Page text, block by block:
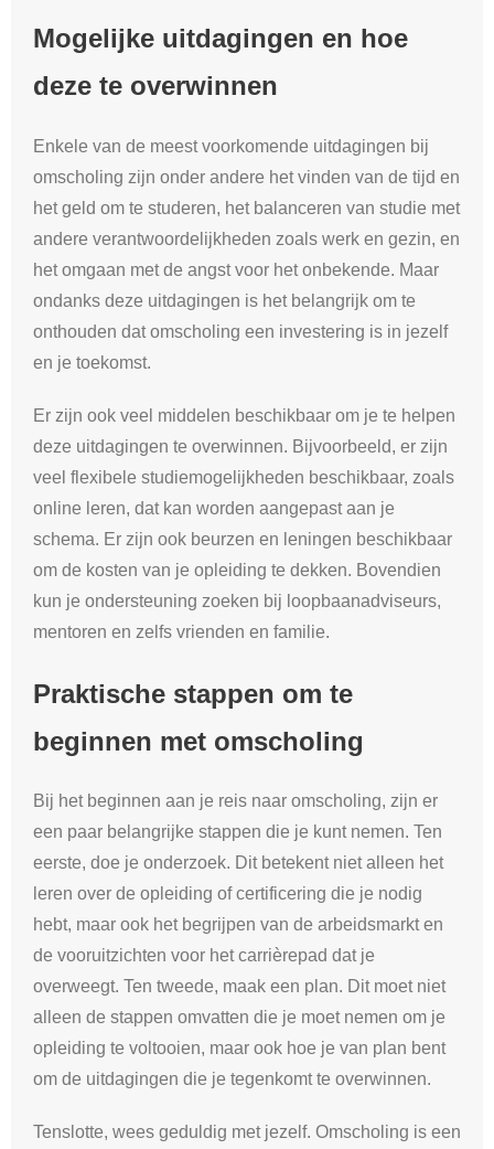
Mogelijke uitdagingen en hoe
deze te overwinnen
Enkele van de meest voorkomende uitdagingen bij
omscholing zijn onder andere het vinden van de tijd en
het geld om te studeren, het balanceren van studie met
andere verantwoordelijkheden zoals werk en gezin, en
het omgaan met de angst voor het onbekende. Maar
ondanks deze uitdagingen is het belangrijk om te
onthouden dat omscholing een investering is in jezelf
en je toekomst.
Er zijn ook veel middelen beschikbaar om je te helpen
deze uitdagingen te overwinnen. Bijvoorbeeld, er zijn
veel flexibele studiemogelijkheden beschikbaar, zoals
online leren, dat kan worden aangepast aan je
schema. Er zijn ook beurzen en leningen beschikbaar
om de kosten van je opleiding te dekken. Bovendien
kun je ondersteuning zoeken bij loopbaanadviseurs,
mentoren en zelfs vrienden en familie.
Praktische stappen om te
beginnen met omscholing
Bij het beginnen aan je reis naar omscholing, zijn er
een paar belangrijke stappen die je kunt nemen. Ten
eerste, doe je onderzoek. Dit betekent niet alleen het
leren over de opleiding of certificering die je nodig
hebt, maar ook het begrijpen van de arbeidsmarkt en
de vooruitzichten voor het carrièrepad dat je
overweegt. Ten tweede, maak een plan. Dit moet niet
alleen de stappen omvatten die je moet nemen om je
opleiding te voltooien, maar ook hoe je van plan bent
om de uitdagingen die je tegenkomt te overwinnen.
Tenslotte, wees geduldig met jezelf. Omscholing is een